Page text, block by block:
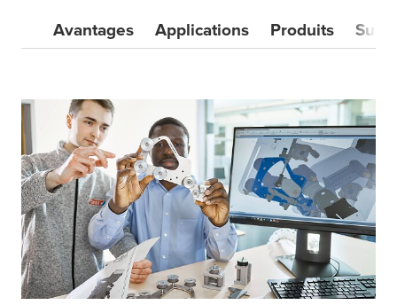
Avantages Applications Produits